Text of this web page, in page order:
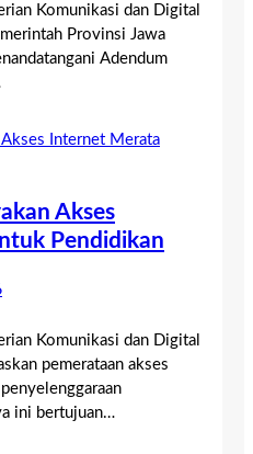
Komunikasi dan Digital
Provinsi Jawa
Adendum
Akses
Pendidikan
Komunikasi dan Digital
pemerataan akses
ini bertujuan…